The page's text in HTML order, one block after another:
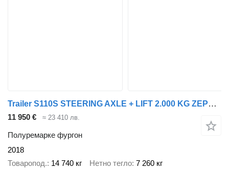
Trailer S110S STEERING AXLE + LIFT 2.000 KG ZEPRO + REMOTE
11 950 € ≈ 23 410 лв.
Полуремарке фургон
2018
Товаропод. 14 740 кг Нетно тегло 7 260 кг